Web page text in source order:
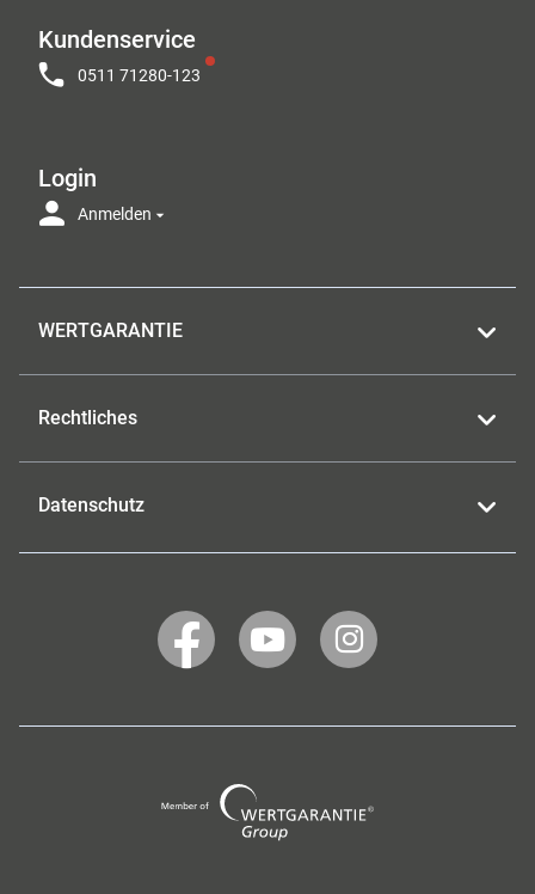
Kundenservice
0511 71280-123
Login
Anmelden
WERTGARANTIE
Rechtliches
Datenschutz
WERTGARANTIE
auf
WERTGARANTIE
auf
WERTGARANTIE
auf
Group